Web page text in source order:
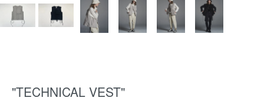
"TECHNICAL VEST"